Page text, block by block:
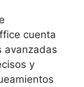
cuenta
avanzadas
y